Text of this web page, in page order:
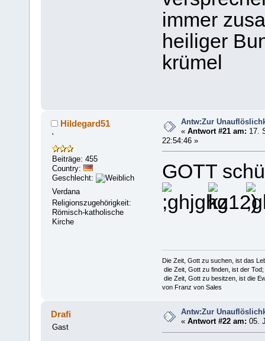
immer
heiliger
krümel
Hildegard51
'
Beiträge: 455
Country:
Geschlecht:
Verdana
Religionszugehörigkeit:
Römisch-katholische
Kirche
Antw:Zur
«Antwort #21 am: 17.
22:54:46 »
GOTT
Die Zeit, Gott zu suchen, ist das
die Zeit, Gott zu finden, ist der Tod;
die Zeit, Gott zu besitzen, ist die
von Franz von Sales
Drafi
Gast
Antw:Zur
«Antwort #22 am: 05.